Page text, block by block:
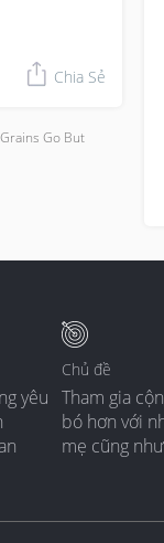
Chia Sẻ
Go But
yêu
Chủ đề
Tham gia
bó hơn với
mẹ cũng